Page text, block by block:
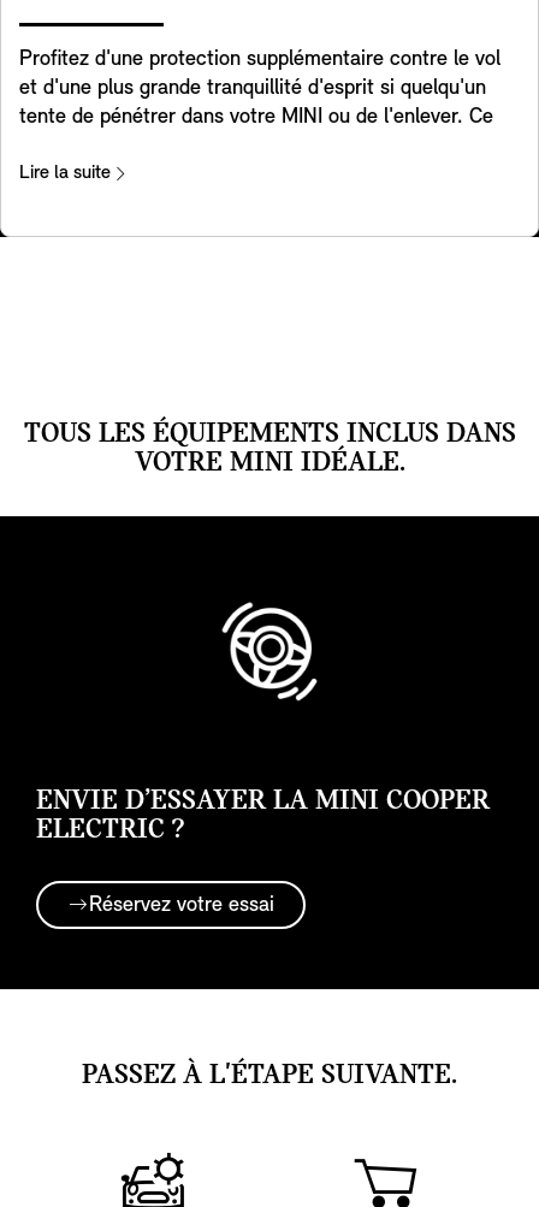
contrôle.
Profitez d'une protection supplémentaire contre le vol
et d'une plus grande tranquillité d'esprit si quelqu'un
tente de pénétrer dans votre MINI ou de l'enlever. Ce
et aux vibrations en déclenchant un signal sonore et en
dans le rétroviseur intérieur indique que le système a
Lire la suite
TOUS LES ÉQUIPEMENTS INCLUS DANS
VOTRE MINI IDÉALE.
ENVIE D’ESSAYER LA MINI COOPER
ELECTRIC ?
Réservez votre essai
PASSEZ À L'ÉTAPE SUIVANTE.